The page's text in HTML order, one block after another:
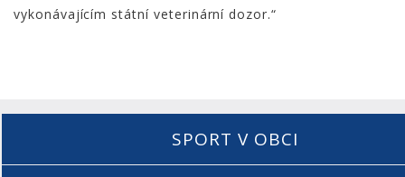
vykonávajícím státní veterinární dozor.“
SPORT V OBCI